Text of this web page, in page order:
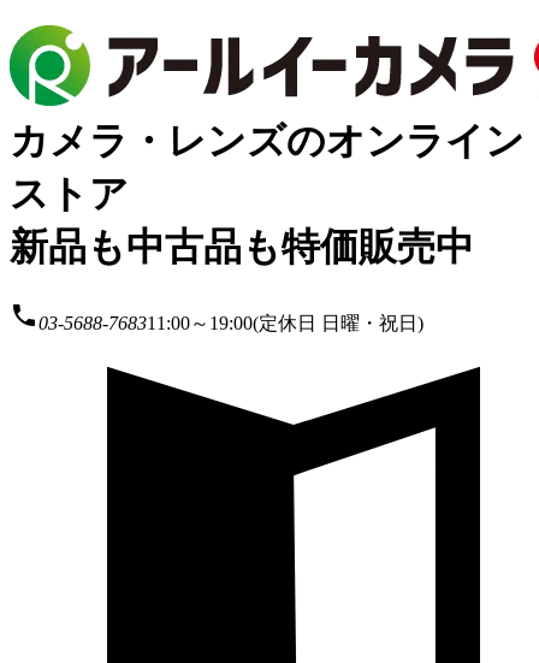
カメラ・レンズのオンライン
ストア
新品も中古品も特価販売中
local_phone03-5688-768311:00～19:00(定休日 日曜・祝日)